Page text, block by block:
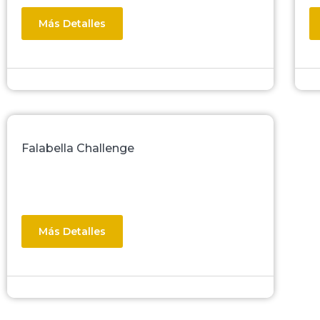
Más Detalles
Falabella Challenge
Más Detalles